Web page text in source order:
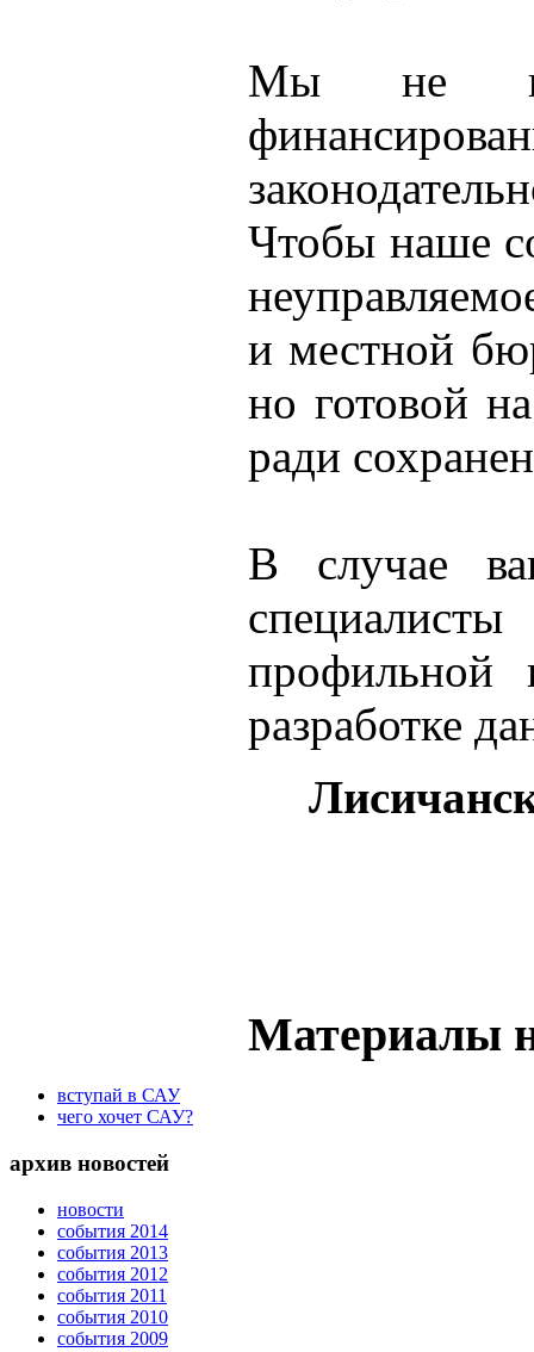
Мы не
Чтобы наше
и местной
но готовой
ради
В случае
профильной
разработке
Материалы
вступай в САУ
чего хочет САУ?
архив новостей
новости
события 2014
события 2013
события 2012
события 2011
события 2010
события 2009